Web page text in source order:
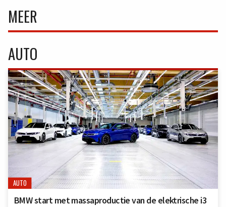
MEER
AUTO
AUTO
BMW start met massaproductie van de elektrische i3